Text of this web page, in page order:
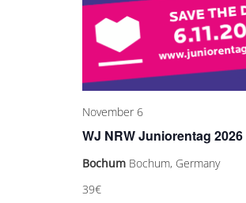
WJ NRW Juniorentag 2026
November 6
Bochum Bochum, Germany
39€